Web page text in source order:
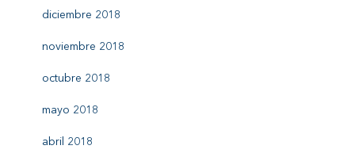
diciembre 2018
noviembre 2018
octubre 2018
mayo 2018
abril 2018